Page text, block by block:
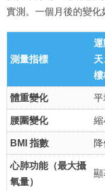
實測。一個月後的變化
測量指標
樓
體重變化
腰圍變化 縮
BMI 指數
心肺功能（最大攝
氧量）